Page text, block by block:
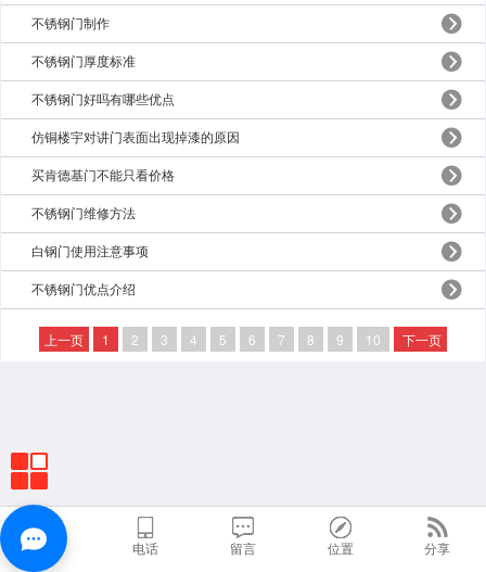
不锈钢门制作
不锈钢门厚度标准
不锈钢门好吗有哪些优点
仿铜楼宇对讲门表面出现掉漆的原因
买肯德基门不能只看价格
不锈钢门维修方法
白钢门使用注意事项
不锈钢门优点介绍
上一页 1 2 3 4 5 6 7 8 9 10 下一页
首页 电话 留言 位置 分享